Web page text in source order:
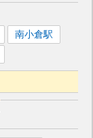
南小倉駅